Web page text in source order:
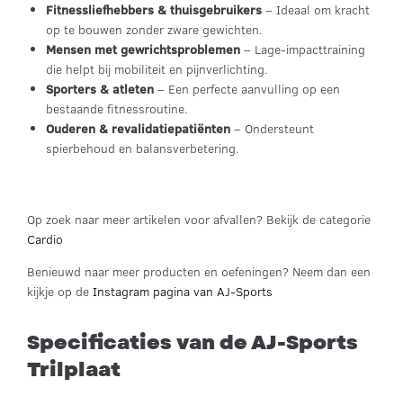
Fitnessliefhebbers & thuisgebruikers – Ideaal om kracht
op te bouwen zonder zware gewichten.
Mensen met gewrichtsproblemen – Lage-impacttraining
die helpt bij mobiliteit en pijnverlichting.
Sporters & atleten – Een perfecte aanvulling op een
bestaande fitnessroutine.
Ouderen & revalidatiepatiënten – Ondersteunt
spierbehoud en balansverbetering.
Op zoek naar meer artikelen voor afvallen? Bekijk de categorie
Cardio
Benieuwd naar meer producten en oefeningen? Neem dan een
kijkje op de Instagram pagina van AJ-Sports
Specificaties van de AJ-Sports
Trilplaat